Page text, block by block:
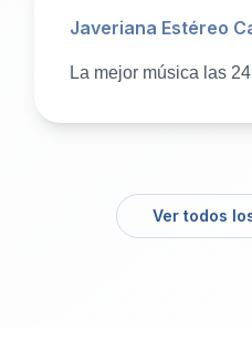
Javeriana Estéreo
La mejor música las
Ver todos